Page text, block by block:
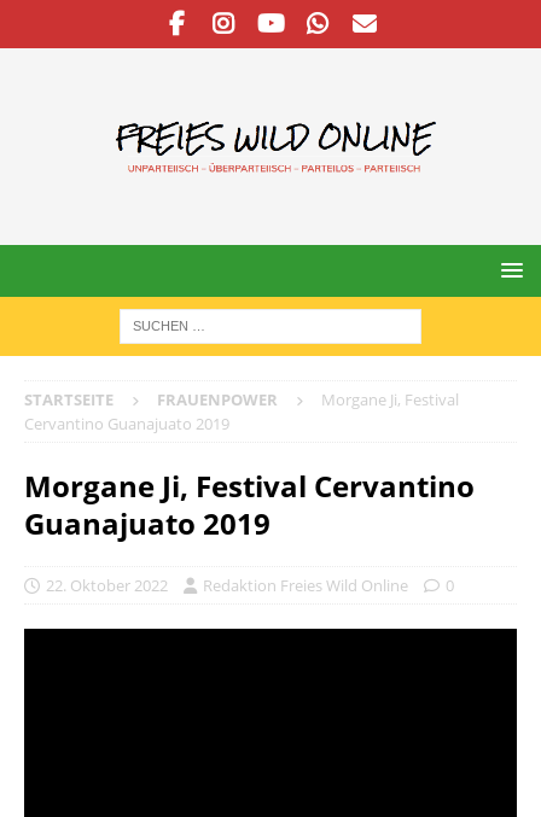
STARTSEITE FRAUENPOWER
Morgane Ji, Festival
Cervantino Guanajuato 2019
Morgane Ji, Festival Cervantino
Guanajuato 2019
22. Oktober 2022 Redaktion Freies Wild Online 0